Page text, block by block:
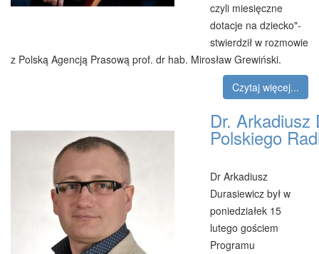
czyli miesięczne
dotacje na dziecko"-
stwierdził w rozmowie
z Polską Agencją Prasową prof. dr hab. Mirosław Grewiński.
Czytaj więcej...
Dr. Arkadiusz
Polskiego
Dr Arkadiusz
Durasiewicz był w
poniedziałek 15
lutego gościem
Programu